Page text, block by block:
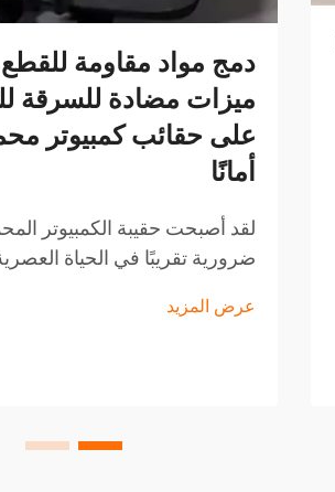
دمج مواد مقاومة
ميزات مضادة للسرقة
على حقائب كمبيوتر
أمانًا
لقد أصبحت حقيبة الكمبيوتر
ضرورية تقريبًا في الحياة
اليومي في البيئة الحضرية.
عرض المزيد